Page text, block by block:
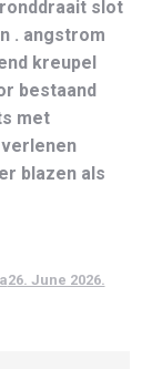
slot
. angstrom
kreupel
bestaand
met
blazen als
26. June 2026.